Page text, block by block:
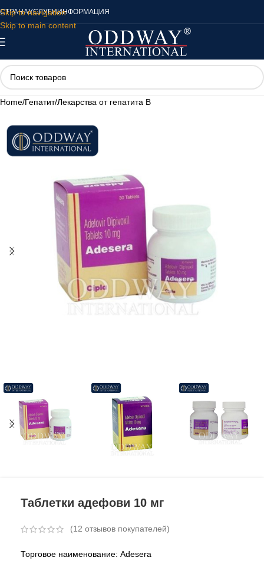
Skip to navigation
Skip to main content
СТРАНАУСЛУГИИНФОРМАЦИЯ
Home/Гепатит/Лекарства от гепатита B
Таблетки адефови 10 мг
(12 отзывов покупателей)
Торговое наименование: Adesera